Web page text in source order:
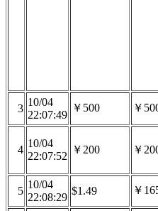
3
10/04
22:07:49
￥500 ￥
4
10/04
22:07:52
￥200 ￥
5
10/04
22:08:29
$1.49 ￥